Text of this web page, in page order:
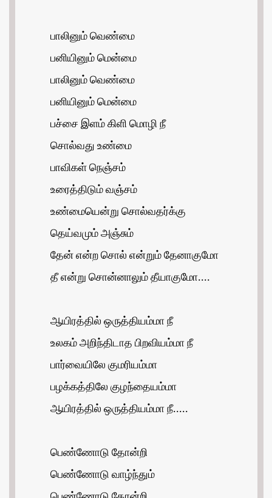
பாலினும் வெண்மை
பனியினும் மென்மை
பாலினும் வெண்மை
பனியினும் மென்மை
பச்சை இளம் கிளி மொழி நீ
சொல்வது உண்மை
பாவிகள் நெஞ்சம்
உரைத்திடும் வஞ்சம்
உண்மையென்று சொல்வதர்க்கு
தெய்வமும் அஞ்சும்
தேன் என்ற சொல் என்றும் தேனாகுமோ
தீ என்று சொன்னாலும் தீயாகுமோ....
ஆயிரத்தில் ஒருத்தியம்மா நீ
உலகம் அறிந்திடாத பிறவியம்மா நீ
பார்வையிலே குமரியம்மா
பழக்கத்திலே குழந்தையம்மா
ஆயிரத்தில் ஒருத்தியம்மா நீ.....
பெண்ணோடு தோன்றி
பெண்ணோடு வாழ்ந்தும்